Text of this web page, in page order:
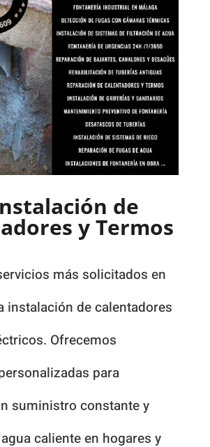
de
y Termos
más solicitados en
instalación de calentadores
Ofrecemos
para
suministro constante y
caliente en hogares y